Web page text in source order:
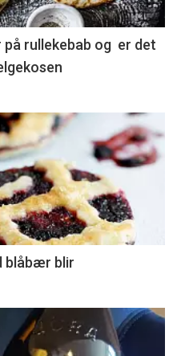
på rullekebab og er det
blåbær blir